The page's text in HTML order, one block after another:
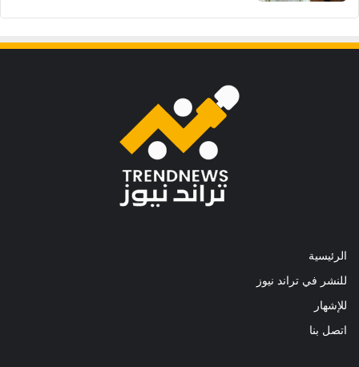
الرئيسية
للنشر في تراند نيوز
للإشهار
اتصل بنا